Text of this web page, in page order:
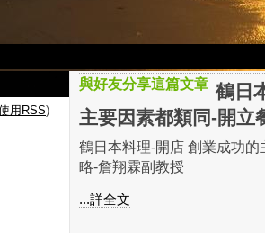
與好友分享這篇文章 鶴日
主要因素都類同-開立
鶴日本料理-開店 創業成功
略-詹翔霖副教授
...詳全文
用RSS)